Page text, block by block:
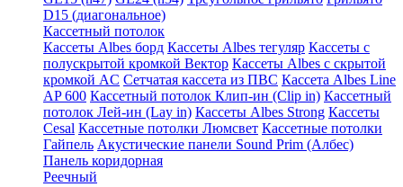
D15 (диагональное)
Кассетный потолок
Кассеты Albes борд Кассеты Albes тегуляр Кассеты с
полускрытой кромкой Вектор Кассеты Albes с скрытой
кромкой AC Сетчатая кассета из ПВС Кассета Albes Line
AP 600 Кассетный потолок Клип-ин (Clip in) Кассетный
потолок Лей-ин (Lay in) Кассеты Albes Strong Кассеты
Cesal Кассетные потолки Люмсвет Кассетные потолки
Гайпель Акустические панели Sound Prim (Албес)
Панель коридорная
Реечный